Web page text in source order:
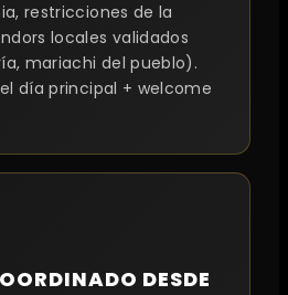
restricciones de la
locales validados
mariachi del pueblo).
día principal + welcome
DESDE